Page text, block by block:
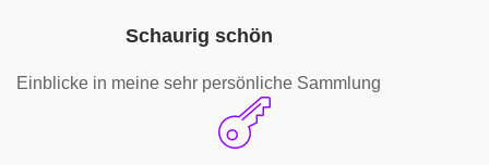
Schaurig schön
Einblicke in meine sehr persönliche Sammlung